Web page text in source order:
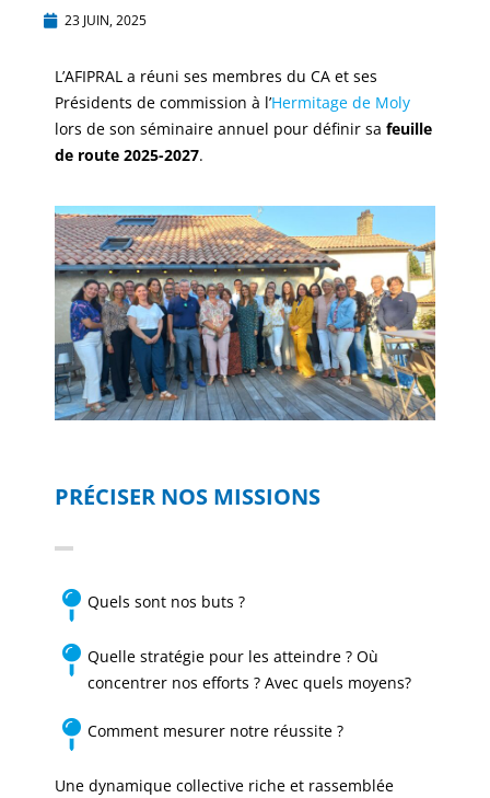
23 JUIN, 2025
L’AFIPRAL a réuni ses membres du CA et ses
Présidents de commission à l’Hermitage de Moly
lors de son séminaire annuel pour définir sa feuille
de route 2025-2027.
PRÉCISER NOS MISSIONS
Quels sont nos buts ?
Quelle stratégie pour les atteindre ? Où
concentrer nos efforts ? Avec quels moyens?
Comment mesurer notre réussite ?
Une dynamique collective riche et rassemblée